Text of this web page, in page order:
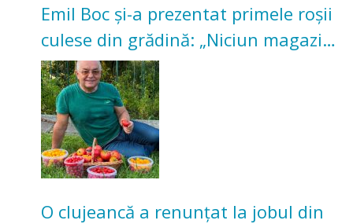
Emil Boc și-a prezentat primele roșii
culese din grădină: „Niciun magazin
nu poate oferi această satisfacție”
O clujeancă a renunțat la jobul din